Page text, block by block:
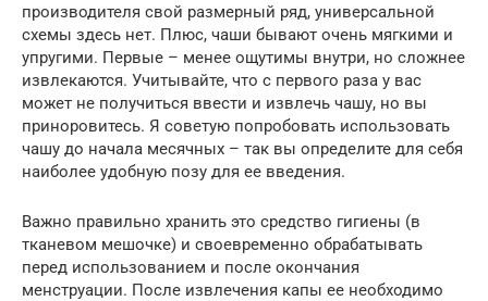
производителя свой размерный ряд, универсальной
схемы здесь нет. Плюс, чаши бывают очень мягкими и
упругими. Первые – менее ощутимы внутри, но сложнее
извлекаются. Учитывайте, что с первого раза у вас
может не получиться ввести и извлечь чашу, но вы
приноровитесь. Я советую попробовать использовать
чашу до начала месячных – так вы определите для себя
наиболее удобную позу для ее введения.
Важно правильно хранить это средство гигиены (в
тканевом мешочке) и своевременно обрабатывать
перед использованием и после окончания
менструации. После извлечения капы ее необходимо